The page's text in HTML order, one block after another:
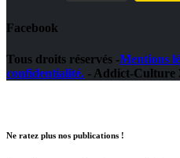
Facebook
Tous droits réservés -Mentions
confidentialité. - Addict-Culture
Ne ratez plus nos publications !